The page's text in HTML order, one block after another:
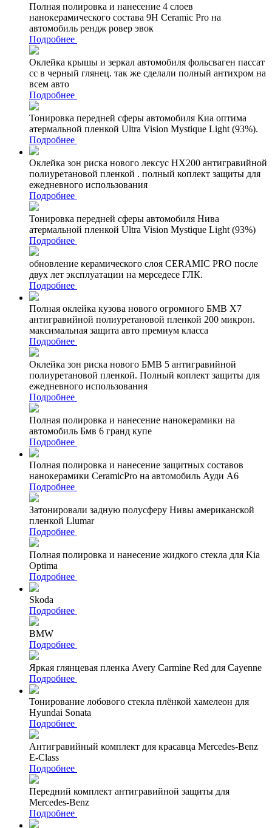
Полная полировка и нанесение 4 слоев
нанокерамического состава 9Н Ceramic Pro на
автомобиль рендж ровер эвок
Подробнее
Оклейка крышы и зеркал автомобиля фольсваген пассат
сс в черный глянец. так же сделали полный антихром на
всем авто
Подробнее
Тонировка передней сферы автомобиля Киа оптима
атермальной пленкой Ultra Vision Mystique Light (93%).
Подробнее
Оклейка зон риска нового лексус НХ200 антигравийной
полиуретановой пленкой . полный коплект защиты для
ежедневного использования
Подробнее
Тонировка передней сферы автомобиля Нива
атермальной пленкой Ultra Vision Mystique Light (93%)
Подробнее
обновление керамического слоя CERAMIC PRO после
двух лет эксплуатации на мерседесе ГЛК.
Подробнее
Полная оклейка кузова нового огромного БМВ Х7
антигравийной полиуретановой пленкой 200 микрон.
максимальная защита авто премиум класса
Подробнее
Оклейка зон риска нового БМВ 5 антигравийной
полиуретановой пленкой. Полный коплект защиты для
ежедневного использования
Подробнее
Полная полировка и нанесение нанокерамики на
автомобиль Бмв 6 гранд купе
Подробнее
Полная полировка и нанесение защитных составов
нанокерамики CeramicPro на автомобиль Ауди А6
Подробнее
Затонировали задную полусферу Нивы американской
пленкой Llumar
Подробнее
Полная полировка и нанесение жидкого стекла для Kia
Optima
Подробнее
Skoda
Подробнее
BMW
Подробнее
Яркая глянцевая пленка Avery Carmine Red для Cayenne
Подробнее
Тонирование лобового стекла плёнкой хамелеон для
Hyundai Sonata
Подробнее
Антигравийный комплект для красавца Mercedes-Benz
E-Class
Подробнее
Передний комплект антигравийной защиты для
Mercedes-Benz
Подробнее